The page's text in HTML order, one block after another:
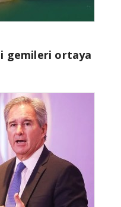
gemileri ortaya